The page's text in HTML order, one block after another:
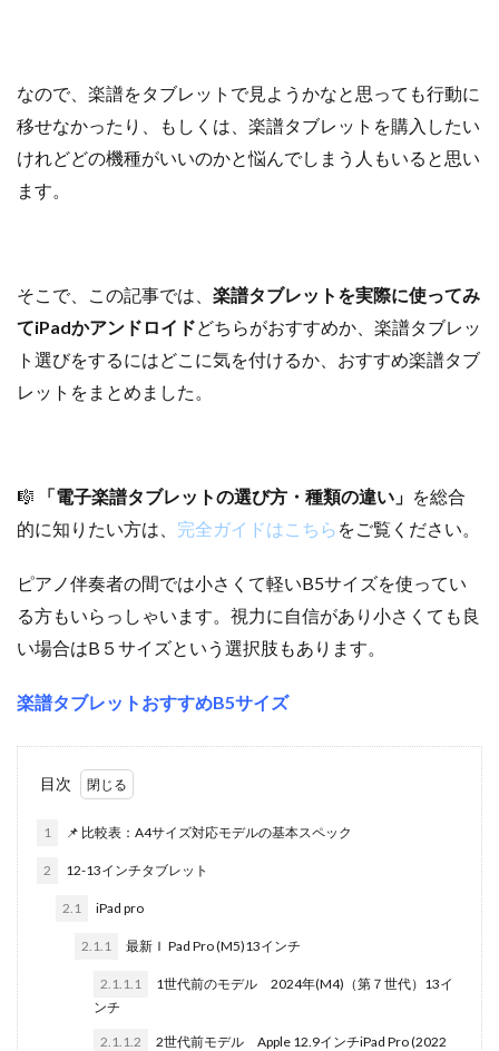
なので、楽譜をタブレットで見ようかなと思っても行動に
移せなかったり、もしくは、楽譜タブレットを購入したい
けれどどの機種がいいのかと悩んでしまう人もいると思い
ます。
そこで、この記事では、 楽譜タブレットを実際に使ってみ
てiPadかアンドロイドどちらがおすすめか、楽譜タブレッ
ト選びをするにはどこに気を付けるか、おすすめ楽譜タブ
レットをまとめました。
🎼 「電子楽譜タブレットの選び方・種類の違い」 を総合
的に知りたい方は、 完全ガイドはこちら をご覧ください。
ピアノ伴奏者の間では小さくて軽いB5サイズを使ってい
る方もいらっしゃいます。視力に自信があり小さくても良
い場合はB５サイズという選択肢もあります。
楽譜タブレットおすすめB5サイズ
目次
1 📌 比較表：A4サイズ対応モデルの基本スペック
2 12-13インチタブレット
2.1 iPad pro
2.1.1 最新Ｉ Pad Pro (M5)13インチ
2.1.1.1
1世代前のモデル 2024年(M4)（第７世代）13イ
ンチ
2.1.1.2
2世代前モデル Apple 12.9インチiPad Pro (2022